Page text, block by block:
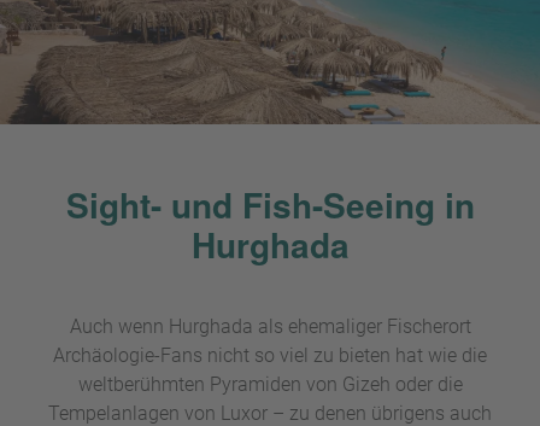
Sight- und Fish-Seeing in
Hurghada
Auch wenn Hurghada als ehemaliger Fischerort
Archäologie-Fans nicht so viel zu bieten hat wie die
weltberühmten Pyramiden von Gizeh oder die
Tempelanlagen von Luxor – zu denen übrigens auch